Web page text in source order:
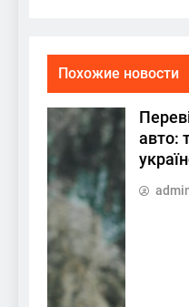
Похожие новости
авто: